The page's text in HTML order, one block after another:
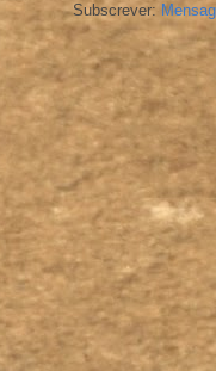
Subscrever: